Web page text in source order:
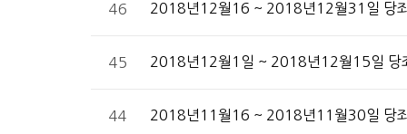
46 2018년12월16 ~ 2018년12월31일 당
45 2018년12월1일 ~ 2018년12월15일 당
44 2018년11월16 ~ 2018년11월30일 당